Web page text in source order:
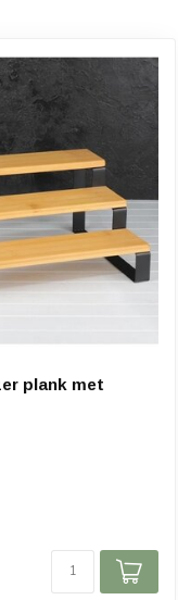
plank met